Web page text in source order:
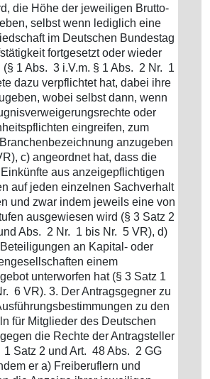
die Höhe der jeweiligen Brutto-
selbst wenn lediglich eine
im Deutschen Bundestag
fortgesetzt oder wieder
(§ 1 Abs. 3 i.V.m. § 1 Abs. 2 Nr. 1
dazu verpflichtet hat, dabei ihre
wobei selbst dann, wenn
oder
eingreifen, zum
anzugeben
c) angeordnet hat, dass die
aus anzeigepflichtigen
auf jeden einzelnen Sachverhalt
und zwar indem jeweils eine von
ausgewiesen wird (§ 3 Satz 2
Abs. 2 Nr. 1 bis Nr. 5 VR), d)
an Kapital- oder
einem
unterworfen hat (§ 3 Satz 1
6 VR). 3. Der Antragsgegner zu
zu den
für Mitglieder des Deutschen
die Rechte der Antragsteller
Satz 2 und Art. 48 Abs. 2 GG
er a) Freiberuflern und